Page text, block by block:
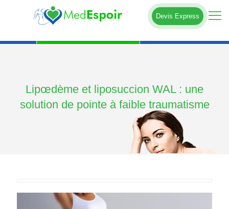
Devis Express
Lipœdème et liposuccion WAL : une
solution de pointe à faible traumatisme